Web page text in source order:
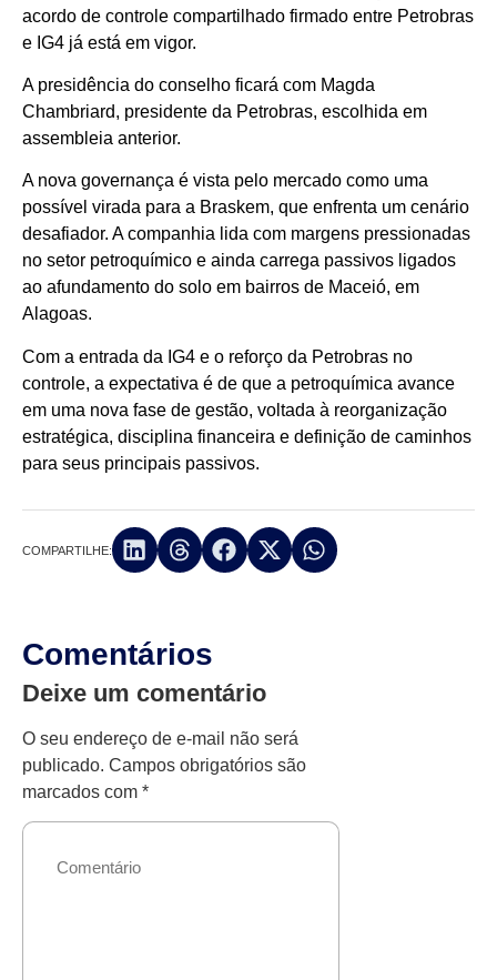
acordo de controle compartilhado firmado entre Petrobras
e IG4 já está em vigor.
A presidência do conselho ficará com Magda
Chambriard, presidente da Petrobras, escolhida em
assembleia anterior.
A nova governança é vista pelo mercado como uma
possível virada para a Braskem, que enfrenta um cenário
desafiador. A companhia lida com margens pressionadas
no setor petroquímico e ainda carrega passivos ligados
ao afundamento do solo em bairros de Maceió, em
Alagoas.
Com a entrada da IG4 e o reforço da Petrobras no
controle, a expectativa é de que a petroquímica avance
em uma nova fase de gestão, voltada à reorganização
estratégica, disciplina financeira e definição de caminhos
para seus principais passivos.
COMPARTILHE:
Comentários
Deixe um comentário
O seu endereço de e-mail não será
publicado. Campos obrigatórios são
marcados com *